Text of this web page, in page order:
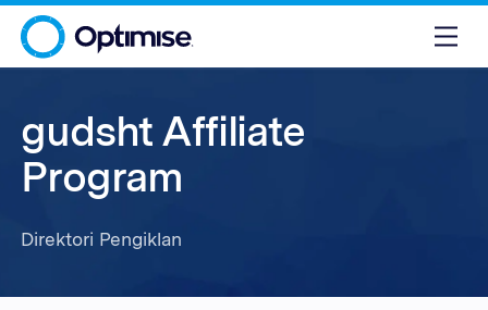
gudsht Affiliate
Program
Direktori Pengiklan